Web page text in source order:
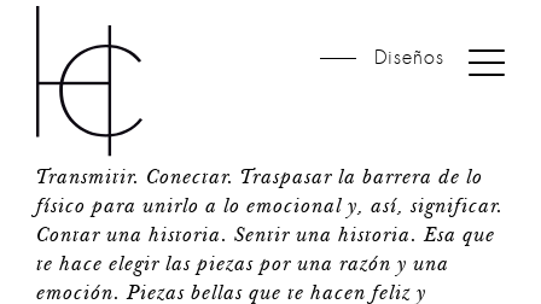
Diseños
Transmitir. Conectar. Traspasar la barrera de lo
físico para unirlo a lo emocional y, así, significar.
Contar una historia. Sentir una historia. Esa que
te hace elegir las piezas por una razón y una
emoción. Piezas bellas que te hacen feliz y